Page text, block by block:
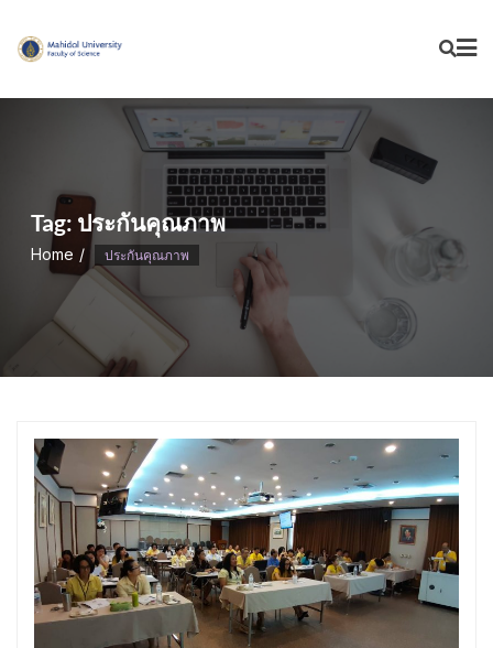
content
Tag: ประกันคุณภาพ
Home ประกันคุณภาพ